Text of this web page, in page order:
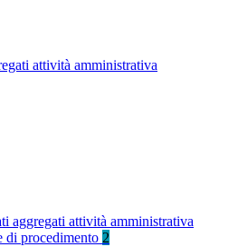
attività amministrativa
aggregati attività amministrativa
di procedimento 2